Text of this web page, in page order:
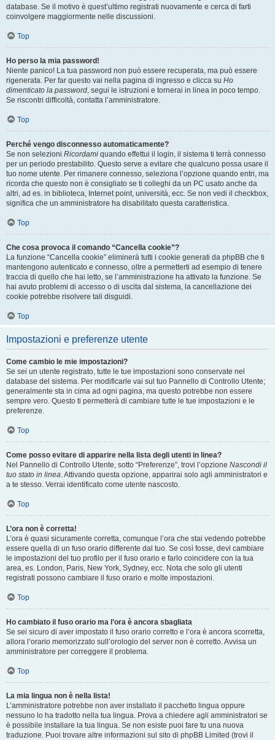
database. Se il motivo è quest’ultimo registrati nuovamente e cerca di farti
coinvolgere maggiormente nelle discussioni.
Top
Ho perso la mia password!
Niente panico! La tua password non può essere recuperata, ma può essere
rigenerata. Per far questo vai nella pagina di ingresso e clicca su Ho
dimenticato la password, segui le istruzioni e tornerai in linea in poco tempo.
Se riscontri difficoltà, contatta l’amministratore.
Top
Perché vengo disconnesso automaticamente?
Se non selezioni Ricordami quando effettui il login, il sistema ti terrà connesso
per un periodo prestabilito. Questo serve a evitare che qualcuno possa usare il
tuo nome utente. Per rimanere connesso, seleziona l’opzione quando entri, ma
ricorda che questo non è consigliato se ti colleghi da un PC usato anche da
altri, ad es. in biblioteca, Internet point, università, ecc. Se non vedi il checkbox,
significa che un amministratore ha disabilitato questa caratteristica.
Top
Che cosa provoca il comando “Cancella cookie”?
La funzione “Cancella cookie” eliminerà tutti i cookie generati da phpBB che ti
mantengono autenticato e connesso, oltre a permetterti ad esempio di tenere
traccia di quello che hai letto, se l’amministrazione ha attivato la funzione. Se
hai avuto problemi di accesso o di uscita dal sistema, la cancellazione dei
cookie potrebbe risolvere tali disguidi.
Top
Impostazioni e preferenze utente
Come cambio le mie impostazioni?
Se sei un utente registrato, tutte le tue impostazioni sono conservate nel
database del sistema. Per modificarle vai sul tuo Pannello di Controllo Utente;
generalmente sta in cima ad ogni pagina, ma questo potrebbe non essere
sempre vero. Questo ti permetterà di cambiare tutte le tue impostazioni e le
preferenze.
Top
Come posso evitare di apparire nella lista degli utenti in linea?
Nel Pannello di Controllo Utente, sotto “Preferenze”, trovi l’opzione Nascondi il
tuo stato in linea. Attivando questa opzione, apparirai solo agli amministratori e
a te stesso. Verrai identificato come utente nascosto.
Top
L’ora non è corretta!
L’ora è quasi sicuramente corretta, comunque l’ora che stai vedendo potrebbe
essere quella di un fuso orario differente dal tuo. Se così fosse, devi cambiare
le impostazioni del tuo profilo per il fuso orario e farlo coincidere con la tua
area, es. London, Paris, New York, Sydney, ecc. Nota che solo gli utenti
registrati possono cambiare il fuso orario e molte impostazioni.
Top
Ho cambiato il fuso orario ma l’ora è ancora sbagliata
Se sei sicuro di aver impostato il fuso orario corretto e l’ora è ancora scorretta,
allora l’orario memorizzato sull’orologio del server non è corretto. Avvisa un
amministratore per correggere il problema.
Top
La mia lingua non è nella lista!
L’amministratore potrebbe non aver installato il pacchetto lingua oppure
nessuno lo ha tradotto nella tua lingua. Prova a chiedere agli amministratori se
è possibile installare la tua lingua. Se non esiste puoi fare tu una nuova
traduzione. Puoi trovare altre informazioni sul sito di phpBB Limited (trovi il